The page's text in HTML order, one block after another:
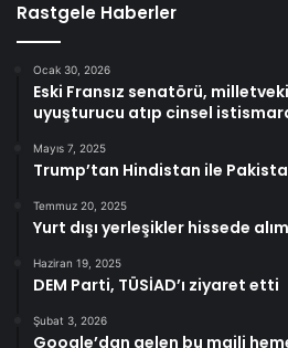
Rastgele Haberler
Ocak 30, 2026
Eski Fransız senatörü,
uyuşturucu atıp cinsel
Mayıs 7, 2025
Trump’tan Hindistan ile
Temmuz 20, 2025
Yurt dışı yerleşikler hissede
Haziran 19, 2025
DEM Parti, TÜSİAD’ı ziyaret etti
Şubat 3, 2026
Google’dan gelen bu maili